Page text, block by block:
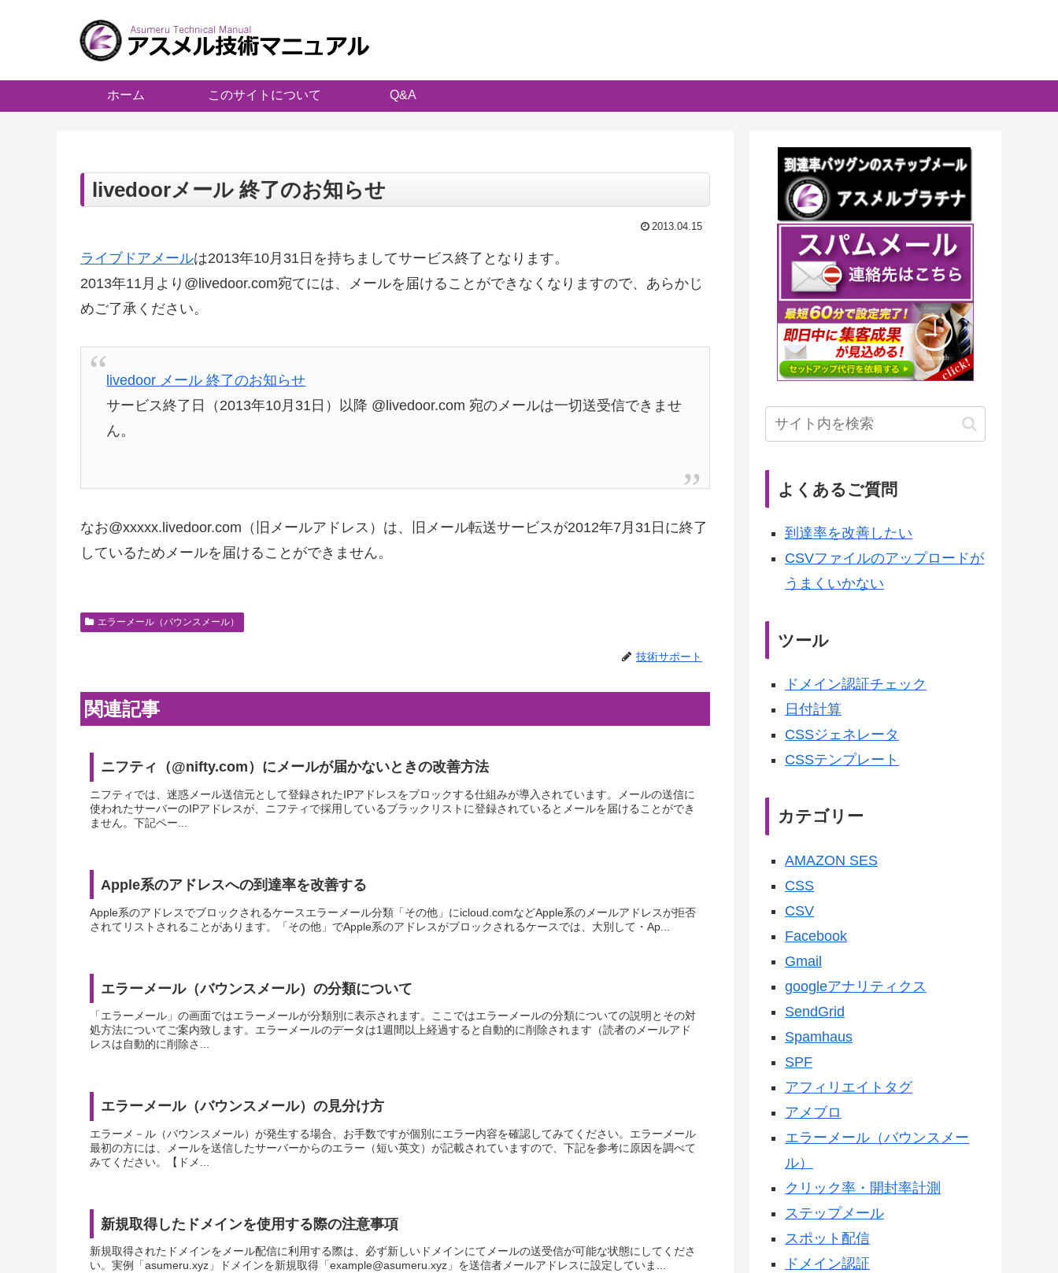
ホーム このサイトについて Q&A
livedoorメール 終了のお知らせ
2013.04.15
ライブドアメールは2013年10月31日を持ちましてサービス終了となります。
2013年11月より@livedoor.com宛てには、メールを届けることができなくなりますので、あらかじ
めご了承ください。
livedoor メール 終了のお知らせ
サービス終了日（2013年10月31日）以降 @livedoor.com 宛のメールは一切送受信できませ
ん。
なお@xxxxx.livedoor.com（旧メールアドレス）は、旧メール転送サービスが2012年7月31日に終了
しているためメールを届けることができません。
エラーメール（バウンスメール）
技術サポート
関連記事
ニフティ（@nifty.com）にメールが届かないときの改善方法
ニフティでは、迷惑メール送信元として登録されたIPアドレスをブロックする仕組みが導入されています。メールの送信に
使われたサーバーのIPアドレスが、ニフティで採用しているブラックリストに登録されているとメールを届けることができ
ません。下記ペー...
Apple系のアドレスへの到達率を改善する
Apple系のアドレスでブロックされるケースエラーメール分類「その他」にicloud.comなどApple系のメールアドレスが拒否
されてリストされることがあります。「その他」でApple系のアドレスがブロックされるケースでは、大別して・Ap...
エラーメール（バウンスメール）の分類について
「エラーメール」の画面ではエラーメールが分類別に表示されます。ここではエラーメールの分類についての説明とその対
処方法についてご案内致します。エラーメールのデータは1週間以上経過すると自動的に削除されます（読者のメールアド
レスは自動的に削除さ...
エラーメール（バウンスメール）の見分け方
エラーメ－ル（バウンスメール）が発生する場合、お手数ですが個別にエラー内容を確認してみてください。エラーメール
最初の方には、メールを送信したサーバーからのエラー（短い英文）が記載されていますので、下記を参考に原因を調べて
みてください。【ドメ...
新規取得したドメインを使用する際の注意事項
新規取得されたドメインをメール配信に利用する際は、必ず新しいドメインにてメールの送受信が可能な状態にしてくださ
い。実例「asumeru.xyz」ドメインを新規取得「example@asumeru.xyz」を送信者メールアドレスに設定していま...
よくあるご質問
到達率を改善したい
CSVファイルのアップロードが
うまくいかない
ツール
ドメイン認証チェック
日付計算
CSSジェネレータ
CSSテンプレート
カテゴリー
AMAZON SES
CSS
CSV
Facebook
Gmail
googleアナリティクス
SendGrid
Spamhaus
SPF
アフィリエイトタグ
アメブロ
エラーメール（バウンスメー
ル）
クリック率・開封率計測
ステップメール
スポット配信
ドメイン認証